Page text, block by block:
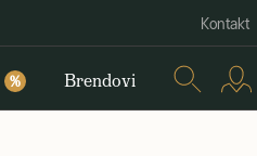
Kontakt
% Brendovi